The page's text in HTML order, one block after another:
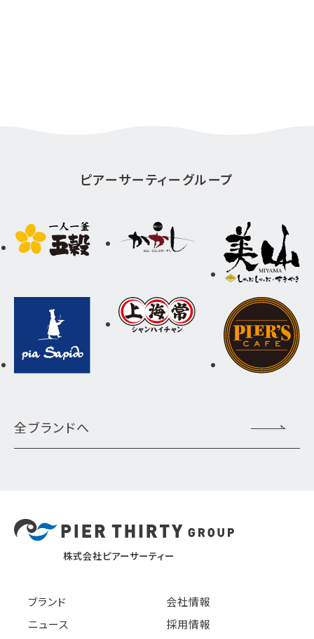
ピアーサーティーグループ
全ブランドへ
株式会社ピアーサーティー
ブランド
会社情報
ニュース
採用情報